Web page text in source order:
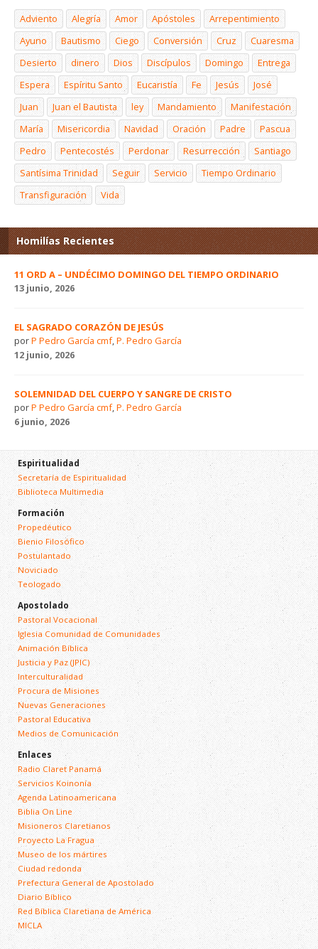
Adviento Alegría Amor Apóstoles
Arrepentimiento
Ayuno
Bautismo Ciego Conversión Cruz
Cuaresma
Desierto
dinero Dios Discípulos Domingo
Entrega
Espera
Espíritu Santo Eucaristía Fe Jesús
José
Juan
Juan el Bautista ley Mandamiento
Manifestación
María
Misericordia Navidad Oración Padre
Pascua
Pedro
Pentecostés Perdonar Resurrección
Santiago
Santísima Trinidad
Seguir Servicio
Tiempo Ordinario
Transfiguración
Vida
Homilías Recientes
11 ORD A – UNDÉCIMO DOMINGO DEL TIEMPO ORDINARIO
13 junio, 2026
EL SAGRADO CORAZÓN DE JESÚS
porP Pedro García cmf, P. Pedro García
12 junio, 2026
SOLEMNIDAD DEL CUERPO Y SANGRE DE CRISTO
porP Pedro García cmf, P. Pedro García
6 junio, 2026
Espiritualidad
Secretaría de Espiritualidad
Biblioteca Multimedia
Formación
Propedéutico
Bienio Filosófico
Postulantado
Noviciado
Teologado
Apostolado
Pastoral Vocacional
Iglesia Comunidad de Comunidades
Animación Bíblica
Justicia y Paz (JPIC)
Interculturalidad
Procura de Misiones
Nuevas Generaciones
Pastoral Educativa
Medios de Comunicación
Enlaces
Radio Claret Panamá
Servicios Koinonía
Agenda Latinoamericana
Biblia On Line
Misioneros Claretianos
Proyecto La Fragua
Museo de los mártires
Ciudad redonda
Prefectura General de Apostolado
Diario Bíblico
Red Bíblica Claretiana de América
MICLA